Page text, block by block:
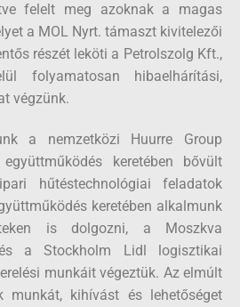
felelt meg azoknak a magas
a MOL Nyrt. támaszt kivitelezői
részét leköti a Petrolszolg Kft.,
folyamatosan hibaelhárítási,
végzünk.
a nemzetközi Huurre Group
keretében bővült
hűtéstechnológiai feladatok
keretében alkalmunk
is dolgozni, a Moszkva
a Stockholm Lidl logisztikai
munkáit végeztük. Az elmúlt
munkát, kihívást és lehetőséget